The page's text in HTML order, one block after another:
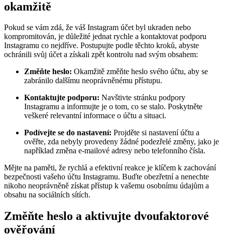
okamžitě
Pokud se vám zdá, že váš Instagram účet byl ukraden nebo
kompromitován, je důležité jednat rychle a kontaktovat podporu
Instagramu co nejdříve. Postupujte podle těchto kroků, abyste
ochránili svůj účet a získali zpět kontrolu nad svým obsahem:
Změňte heslo: Okamžitě změňte heslo svého účtu, aby se
zabránilo dalšímu neoprávněnému přístupu.
Kontaktujte podporu: Navštivte stránku podpory
Instagramu a informujte je o tom, co se stalo. Poskytněte
veškeré relevantní informace o účtu a situaci.
Podívejte se do nastavení: Projděte si nastavení účtu a
ověřte, zda nebyly provedeny žádné podezřelé změny, jako je
například změna e-mailové adresy nebo telefonního čísla.
Mějte na paměti, že rychlá a efektivní reakce je klíčem k zachování
bezpečnosti vašeho účtu Instagramu. Buďte obezřetní a nenechte
nikoho neoprávněně získat přístup k vašemu osobnímu údajům a
obsahu na sociálních sítích.
Změňte heslo a aktivujte dvoufaktorové
ověřování